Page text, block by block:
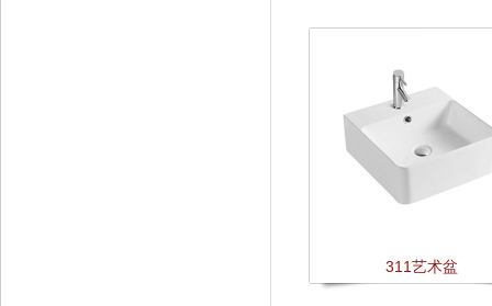
311艺术盆